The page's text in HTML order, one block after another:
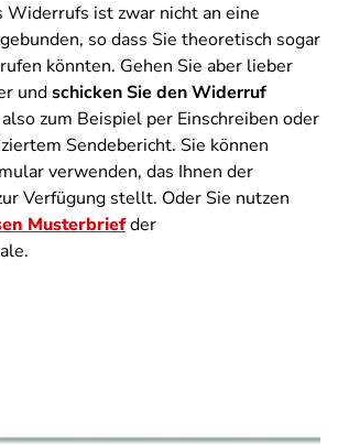
Widerrufs ist zwar nicht an eine
so dass Sie theoretisch sogar
könnten. Gehen Sie aber lieber
undschicken Sie den Widerruf
also zum Beispiel per Einschreiben oder
Sendebericht. Sie können
verwenden, das Ihnen der
Verfügung stellt. Oder Sie nutzen
Musterbriefder